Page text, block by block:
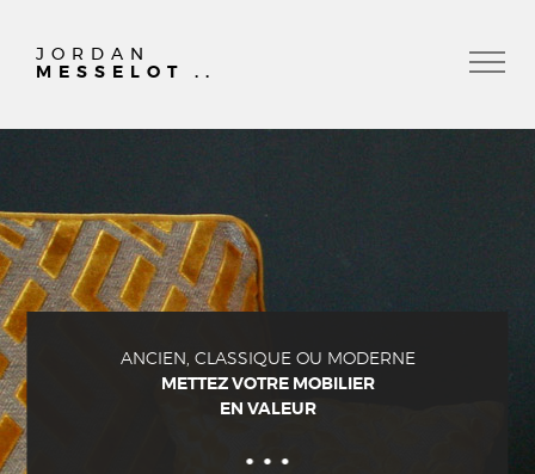
JORDAN
MESSELOT ..
ANCIEN, CLASSIQUE OU MODERNE
METTEZ VOTRE MOBILIER
EN VALEUR